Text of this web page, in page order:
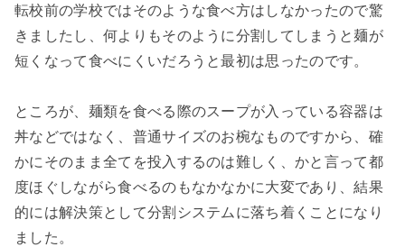
転校前の学校ではそのような食べ方はしなかったので驚
きましたし、何よりもそのように分割してしまうと麺が
短くなって食べにくいだろうと最初は思ったのです。
ところが、麺類を食べる際のスープが入っている容器は
丼などではなく、普通サイズのお椀なものですから、確
かにそのまま全てを投入するのは難しく、かと言って都
度ほぐしながら食べるのもなかなかに大変であり、結果
的には解決策として分割システムに落ち着くことになり
ました。